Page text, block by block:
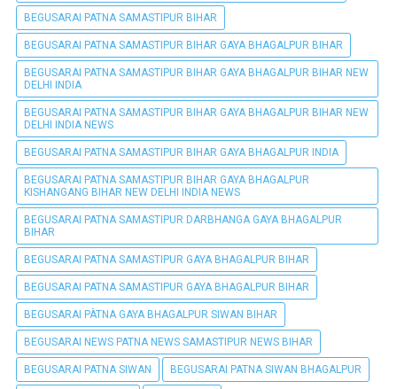
BEGUSARAI PATNA SAMASTIPUR BIHAR
BEGUSARAI PATNA SAMASTIPUR BIHAR GAYA BHAGALPUR BIHAR
BEGUSARAI PATNA SAMASTIPUR BIHAR GAYA BHAGALPUR BIHAR NEW
DELHI INDIA
BEGUSARAI PATNA SAMASTIPUR BIHAR GAYA BHAGALPUR BIHAR NEW
DELHI INDIA NEWS
BEGUSARAI PATNA SAMASTIPUR BIHAR GAYA BHAGALPUR INDIA
BEGUSARAI PATNA SAMASTIPUR BIHAR GAYA BHAGALPUR
KISHANGANG BIHAR NEW DELHI INDIA NEWS
BEGUSARAI PATNA SAMASTIPUR DARBHANGA GAYA BHAGALPUR
BIHAR
BEGUSARAI PATNA SAMASTIPUR GAYA BHAGALPUR BIHAR
BEGUSARAI PATNA SAMASTIPUR GAYA BHAGALPUR BIHAR
BEGUSARAI PÀTNA GAYA BHAGALPUR SIWAN BIHAR
BEGUSARAI NEWS PATNA NEWS SAMASTIPUR NEWS BIHAR
BEGUSARAI PATNA SIWAN BEGUSARAI PATNA SIWAN BHAGALPUR